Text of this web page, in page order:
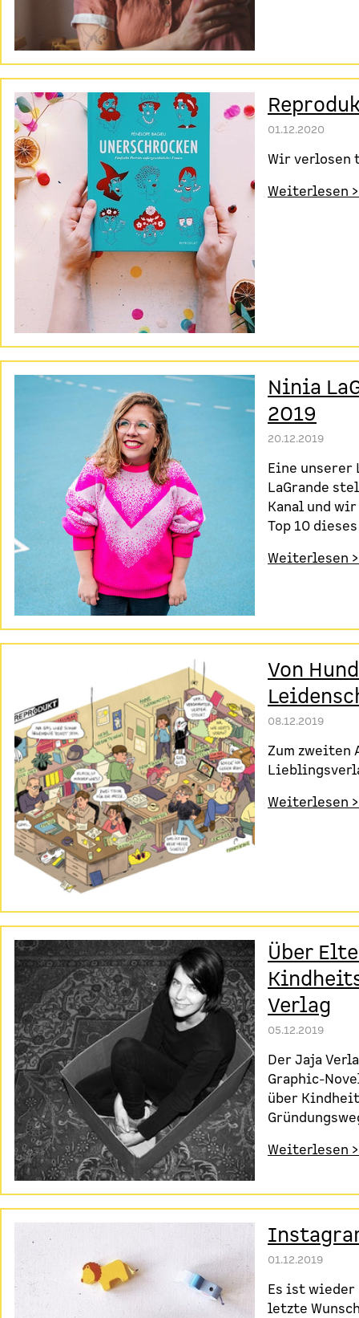
01.12.2020
Wir verlosen
Weiterlesen
Ninia
2019
20.12.2019
Eine
LaGrande
Kanal und
Top 10
Weiterlesen
Von
08.12.2019
Zum zweiten
Weiterlesen
Über
Verlag
05.12.2019
Der Jaja
Graphic-
über
Weiterlesen
01.12.2019
Es ist
letzte